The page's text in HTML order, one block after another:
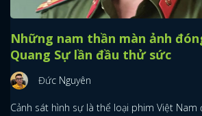
Những nam thần màn ảnh
Quang Sự lần đầu thử sức
Đức Nguyên
Cảnh sát hình sự là thể loại phim Việt Nam